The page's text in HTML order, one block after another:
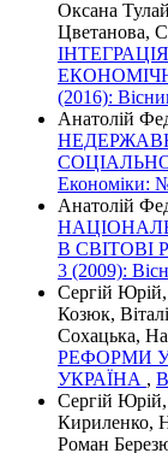
Оксана
Цветанова,
(2016):
Анатолій
Економіки:
Анатолій
В СВІТОВІ
3 (2009):
Сергій
Козюк,
Сохацька,
РЕФОРМИ
УКРАЇНА ,
Сергій
Кириленко,
Роман